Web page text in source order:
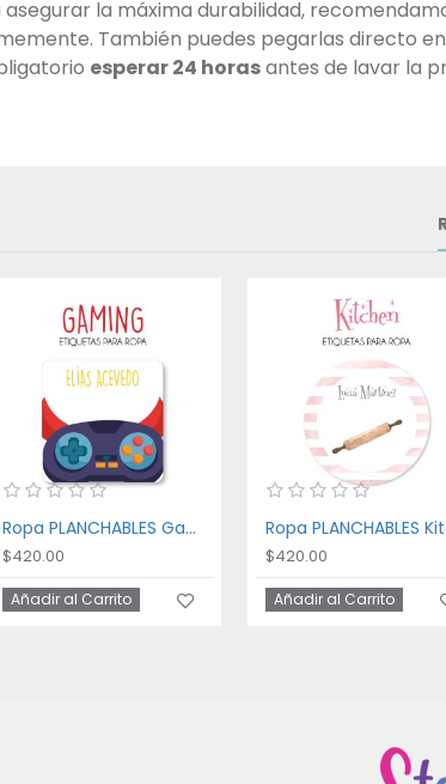
asegurar la máxima durabilidad,
También puedes pegarlas directo
esperar 24 horasantes de lavar la
Ropa PLANCHABLES Gaming
$420.00
Añadir al Carrito
$420.00
Añadir al Carrito